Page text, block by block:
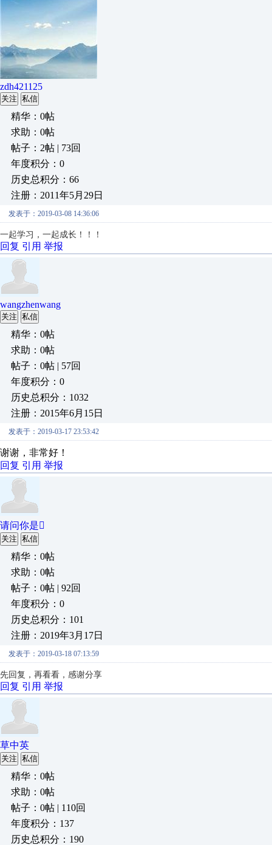
zdh421125
关注 私信
精华：0帖
求助：0帖
帖子：2帖 | 73回
年度积分：0
历史总积分：66
注册：2011年5月29日
发表于：2019-03-08 14:36:06
一起学习，一起成长！！！
回复 引用 举报
wangzhenwang
关注 私信
精华：0帖
求助：0帖
帖子：0帖 | 57回
年度积分：0
历史总积分：1032
注册：2015年6月15日
发表于：2019-03-17 23:53:42
谢谢，非常好！
回复 引用 举报
请问你是
关注 私信
精华：0帖
求助：0帖
帖子：0帖 | 92回
年度积分：0
历史总积分：101
注册：2019年3月17日
发表于：2019-03-18 07:13:59
先回复，再看看，感谢分享
回复 引用 举报
草中英
关注 私信
精华：0帖
求助：0帖
帖子：0帖 | 110回
年度积分：137
历史总积分：190